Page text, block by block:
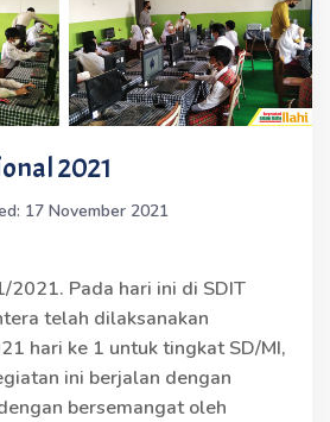
2021
17 November 2021
2021. Pada hari ini di SDIT
telah dilaksanakan
hari ke 1 untuk tingkat SD/MI,
ini berjalan dengan
bersemangat oleh